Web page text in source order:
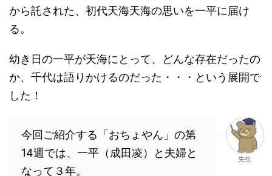
から託された、初代天海天海の思いを一平に届け
る。
幼き日の一平が天海にとって、どんな存在だったの
か、千代は語りかけるのだった・・・という展開で
した！
今回ご紹介する「おちょやん」の第
14週では、一平（成田凌）と夫婦と
なって３年。
先生